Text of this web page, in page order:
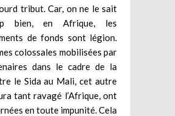
tribut. Car, on ne le sait
bien, en Afrique, les
de fonds sont légion.
colossales mobilisées par
dans le cadre de la
le Sida au Mali, cet autre
tant ravagé l’Afrique, ont
en toute impunité. Cela